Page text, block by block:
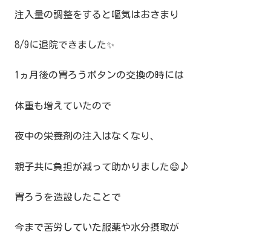
注入量の調整をすると嘔気はおさまり
8/9に退院できました✨
1ヵ月後の胃ろうボタンの交換の時には
体重も増えていたので
夜中の栄養剤の注入はなくなり、
親子共に負担が減って助かりました😄♪
胃ろうを造設したことで
今まで苦労していた服薬や水分摂取が